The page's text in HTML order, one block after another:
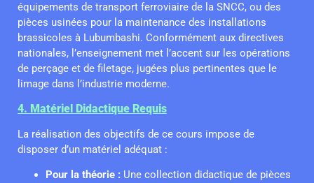
équipements de transport ferroviaire de la SNCC, ou des
pièces usinées pour la maintenance des installations
brassicoles à Lubumbashi. Conformément aux directives
nationales, l’enseignement met l’accent sur les opérations
de perçage et de filetage, jugées plus pertinentes que le
limage dans l’industrie moderne.
4. Matériel Didactique Requis
La réalisation des objectifs de ce cours impose de
disposer d’un matériel adéquat :
Pour la théorie : Une collection didactique de pièces